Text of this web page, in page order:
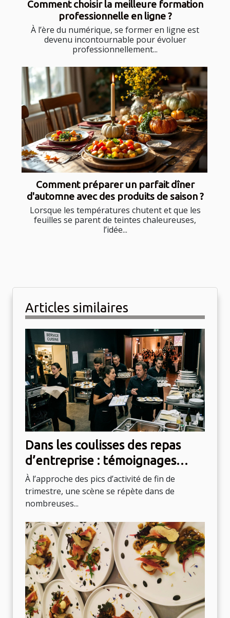
Comment choisir la meilleure formation
professionnelle en ligne ?
À l’ère du numérique, se former en ligne est
devenu incontournable pour évoluer
professionnellement...
Comment préparer un parfait dîner
d'automne avec des produits de saison ?
Lorsque les températures chutent et que les
feuilles se parent de teintes chaleureuses,
l’idée...
Articles similaires
Dans les coulisses des repas
d’entreprise : témoignages
d’organisateurs débordés
À l’approche des pics d’activité de fin de
trimestre, une scène se répète dans de
nombreuses...